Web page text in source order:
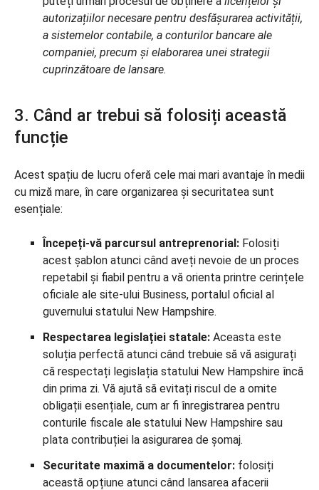
autorizațiilor necesare pentru desfășurarea activității,
a sistemelor contabile, a conturilor bancare ale
companiei, precum și elaborarea unei strategii
cuprinzătoare de lansare.
3. Când ar trebui să folosiți această
funcție
Acest spațiu de lucru oferă cele mai mari avantaje în medii
cu miză mare, în care organizarea și securitatea sunt
esențiale:
Începeți-vă parcursul antreprenorial: Folosiți
acest șablon atunci când aveți nevoie de un proces
repetabil și fiabil pentru a vă orienta printre cerințele
oficiale ale site-ului Business, portalul oficial al
guvernului statului New Hampshire.
Respectarea legislației statale: Aceasta este
soluția perfectă atunci când trebuie să vă asigurați
că respectați legislația statului New Hampshire încă
din prima zi. Vă ajută să evitați riscul de a omite
obligații esențiale, cum ar fi înregistrarea pentru
conturile fiscale ale statului New Hampshire sau
plata contribuției la asigurarea de șomaj.
Securitate maximă a documentelor: folosiți
această opțiune atunci când lansarea afacerii